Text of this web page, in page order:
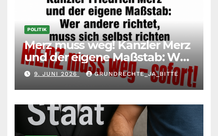
POLITIK
Merz muss weg! Kanzler Merz
und der eigene Maßstab: Wer
andere richtet, muss sich
selbst richten
9. JUNI 2026 GRUNDRECHTE_JA_BITTE